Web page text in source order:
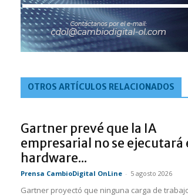
OTROS ARTÍCULOS RELACIONADOS
Gartner prevé que la IA
empresarial no se ejecutará
hardware...
Prensa CambioDigital OnLine - 5 agosto 2026
Gartner proyectó que ninguna carga de